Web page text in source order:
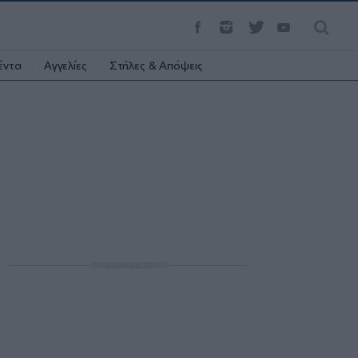
Αγγελίες Στήλες & Απόψεις